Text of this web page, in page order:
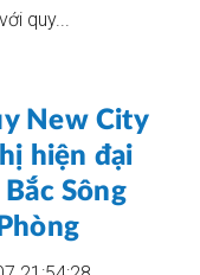
quy...
New City
hiện đại
Sông